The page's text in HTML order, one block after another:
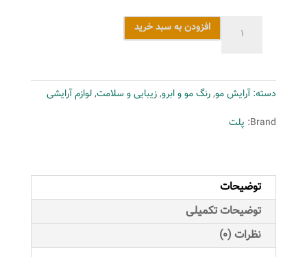
پلت
سری
Intensive
12
حجم
50
میلی
لیتر
افزودن به سبد خرید
دسته:آرایش مو,رنگ مو و ابرو,زیبایی و سلامت,لوازم آرایشی
Brand: پلت
توضیحات
توضیحات تکمیلی
نظرات (0)